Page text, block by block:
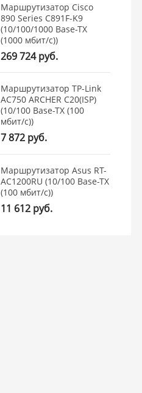
Маршрутизатор Cisco
890 Series C891F-K9
(10/100/1000 Base-TX
(1000 мбит/с))
269 724 руб.
Маршрутизатор TP-Link
AC750 ARCHER C20(ISP)
(10/100 Base-TX (100
мбит/с))
7 872 руб.
Маршрутизатор Asus RT-
AC1200RU (10/100 Base-TX
(100 мбит/с))
11 612 руб.